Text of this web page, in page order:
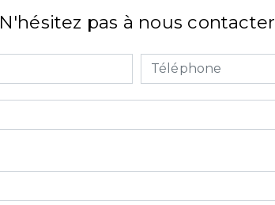
N'hésitez pas à nous contacter